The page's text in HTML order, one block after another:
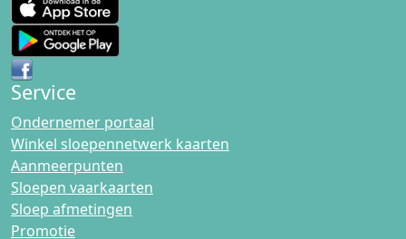
Service
Ondernemer portaal
Winkel sloepennetwerk kaarten
Aanmeerpunten
Sloepen vaarkaarten
Sloep afmetingen
Promotie